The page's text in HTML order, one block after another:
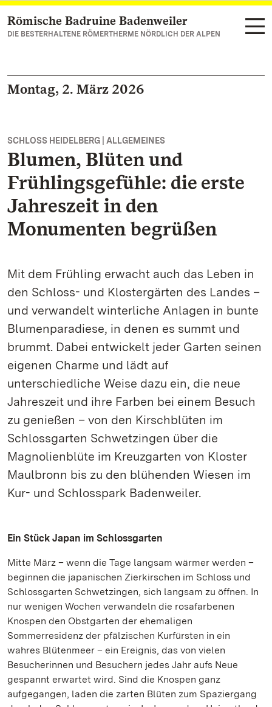
Zum Hauptinhalt springen
Römische Badruine Badenweiler
DIE BESTERHALTENE RÖMERTHERME NÖRDLICH DER ALPEN
Montag, 2. März 2026
SCHLOSS HEIDELBERG | ALLGEMEINES
Blumen, Blüten und
Frühlingsgefühle: die erste
Jahreszeit in den
Monumenten begrüßen
Mit dem Frühling erwacht auch das Leben in
den Schloss- und Klostergärten des Landes –
und verwandelt winterliche Anlagen in bunte
Blumenparadiese, in denen es summt und
brummt. Dabei entwickelt jeder Garten seinen
eigenen Charme und lädt auf
unterschiedliche Weise dazu ein, die neue
Jahreszeit und ihre Farben bei einem Besuch
zu genießen – von den Kirschblüten im
Schlossgarten Schwetzingen über die
Magnolienblüte im Kreuzgarten von Kloster
Maulbronn bis zu den blühenden Wiesen im
Kur- und Schlosspark Badenweiler.
Ein Stück Japan im Schlossgarten
Mitte März – wenn die Tage langsam wärmer werden –
beginnen die japanischen Zierkirschen im Schloss und
Schlossgarten Schwetzingen, sich langsam zu öffnen. In
nur wenigen Wochen verwandeln die rosafarbenen
Knospen den Obstgarten der ehemaligen
Sommerresidenz der pfälzischen Kurfürsten in ein
wahres Blütenmeer – ein Ereignis, das von vielen
Besucherinnen und Besuchern jedes Jahr aufs Neue
gespannt erwartet wird. Sind die Knospen ganz
aufgegangen, laden die zarten Blüten zum Spaziergang